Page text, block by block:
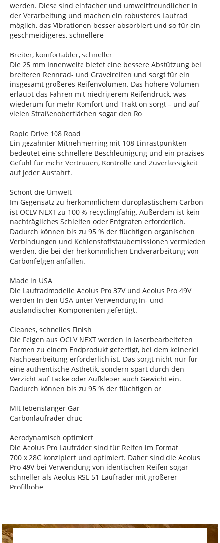
werden. Diese sind einfacher und umweltfreundlicher in
der Verarbeitung und machen ein robusteres Laufrad
möglich, das Vibrationen besser absorbiert und so für ein
geschmeidigeres, schnellere
Breiter, komfortabler, schneller
Die 25 mm Innenweite bietet eine bessere Abstützung bei
breiteren Rennrad- und Gravelreifen und sorgt für ein
insgesamt größeres Reifenvolumen. Das höhere Volumen
erlaubt das Fahren mit niedrigerem Reifendruck, was
wiederum für mehr Komfort und Traktion sorgt – und auf
vielen Straßenoberflächen sogar den Ro
Rapid Drive 108 Road
Ein gezahnter Mitnehmerring mit 108 Einrastpunkten
bedeutet eine schnellere Beschleunigung und ein präzises
Gefühl für mehr Vertrauen, Kontrolle und Zuverlässigkeit
auf jeder Ausfahrt.
Schont die Umwelt
Im Gegensatz zu herkömmlichem duroplastischem Carbon
ist OCLV NEXT zu 100 % recyclingfähig. Außerdem ist kein
nachträgliches Schleifen oder Entgraten erforderlich.
Dadurch können bis zu 95 % der flüchtigen organischen
Verbindungen und Kohlenstoffstaubemissionen vermieden
werden, die bei der herkömmlichen Endverarbeitung von
Carbonfelgen anfallen.
Made in USA
Die Laufradmodelle Aeolus Pro 37V und Aeolus Pro 49V
werden in den USA unter Verwendung in- und
ausländischer Komponenten gefertigt.
Cleanes, schnelles Finish
Die Felgen aus OCLV NEXT werden in laserbearbeiteten
Formen zu einem Endprodukt gefertigt, bei dem keinerlei
Nachbearbeitung erforderlich ist. Das sorgt nicht nur für
eine authentische Ästhetik, sondern spart durch den
Verzicht auf Lacke oder Aufkleber auch Gewicht ein.
Dadurch können bis zu 95 % der flüchtigen or
Mit lebenslanger Gar
Carbonlaufräder drüc
Aerodynamisch optimiert
Die Aeolus Pro Laufräder sind für Reifen im Format
700 x 28C konzipiert und optimiert. Daher sind die Aeolus
Pro 49V bei Verwendung von identischen Reifen sogar
schneller als Aeolus RSL 51 Laufräder mit größerer
Profilhöhe.